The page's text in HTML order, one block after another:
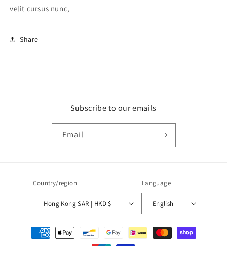
velit cursus nunc,
Share
Subscribe to our emails
Email
Country/region
Hong Kong SAR | HKD $
Language
English
Payment
methods